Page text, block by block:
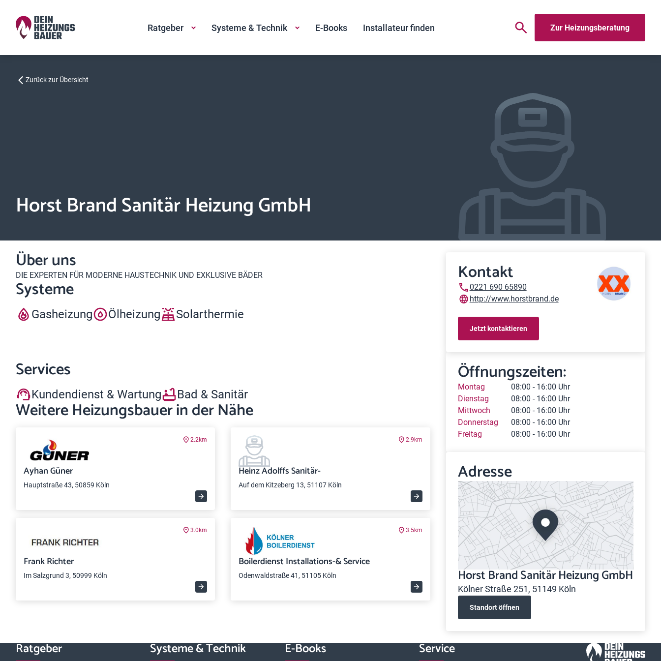
Ratgeber Systeme & Technik E-Books Installateur finden Zur Heizungsberatung
Zurück zur Übersicht
Horst Brand Sanitär Heizung GmbH
Über uns
DIE EXPERTEN FÜR MODERNE HAUSTECHNIK UND EXKLUSIVE BÄDER
Systeme
Gasheizung Ölheizung Solarthermie
Services
Kundendienst & Wartung Bad & Sanitär
Weitere Heizungsbauer in der Nähe
2.2km
Ayhan Güner
Hauptstraße 43, 50859 Köln
2.9km
Heinz Adolffs Sanitär-
Auf dem Kitzeberg 13, 51107 Köln
3.0km
Frank Richter
Im Salzgrund 3, 50999 Köln
3.5km
Boilerdienst Installations-& Service
Odenwaldstraße 41, 51105 Köln
Kontakt
0221 690 65890
http://www.horstbrand.de
Jetzt kontaktieren
Öffnungszeiten:
Montag
08:00 - 16:00 Uhr
Dienstag
08:00 - 16:00 Uhr
Mittwoch
08:00 - 16:00 Uhr
Donnerstag
08:00 - 16:00 Uhr
Freitag
08:00 - 16:00 Uhr
Adresse
Horst Brand Sanitär Heizung GmbH
Kölner Straße 251, 51149 Köln
Standort öffnen
Ratgeber Systeme & Technik E-Books Service